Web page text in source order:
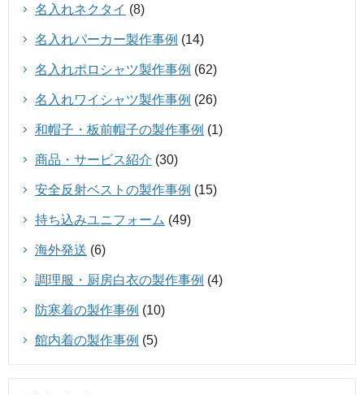
名入れネクタイ (8)
名入れパーカー製作事例 (14)
名入れポロシャツ製作事例 (62)
名入れワイシャツ製作事例 (26)
和帽子・板前帽子の製作事例 (1)
商品・サービス紹介 (30)
安全反射ベストの製作事例 (15)
持ち込みユニフォーム (49)
海外発送 (6)
調理服・厨房白衣の製作事例 (4)
防寒着の製作事例 (10)
館内着の製作事例 (5)